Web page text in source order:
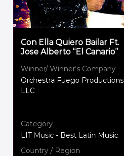
Con Ella Quiero Bailar Ft.
Jose Alberto “El Canario”
Winner/ Winner's Company
Orchestra Fuego Productions
LLC
Category
LIT Music - Best Latin Music
Country / Region